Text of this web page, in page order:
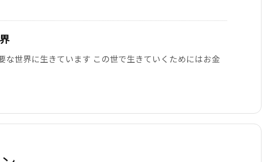
な世界に生きています この世で生きていくためにはお金